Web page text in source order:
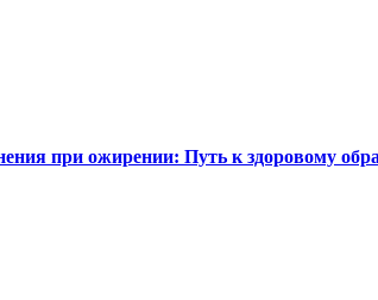
при ожирении: Путь к здоровому